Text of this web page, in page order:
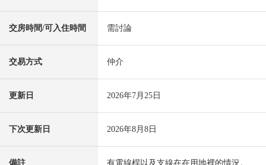
交房時間/可入住時間 需討論
交易方式 仲介
更新日 2026年7月25日
下次更新日 2026年8月8日
備註 有電線桿以及支線在在用地裡的情況。